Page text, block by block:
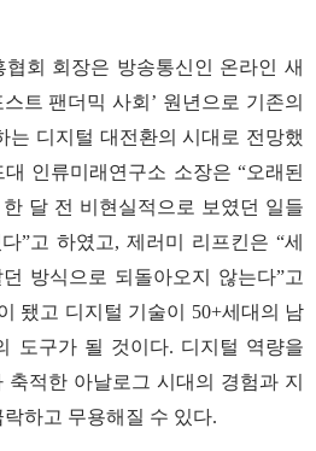
회 회장은 방송통신인 온라인 새
트 팬더믹 사회’ 원년으로 기존의
는 디지털 대전환의 시대로 전망했
인류미래연구소 소장은 “오래된
달 전 비현실적으로 보였던 일들
”고 하였고, 제러미 리프킨은 “세
방식으로 되돌아오지 않는다”고
됐고 디지털 기술이 50+세대의 남
도구가 될 것이다. 디지털 역량을
축적한 아날로그 시대의 경험과 지
하고 무용해질 수 있다.